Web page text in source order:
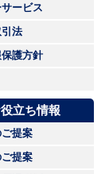
ービス
法
護方針
立ち情報
ご提案
提案